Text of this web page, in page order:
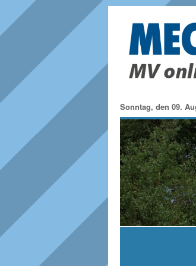
Sonntag, den 09.